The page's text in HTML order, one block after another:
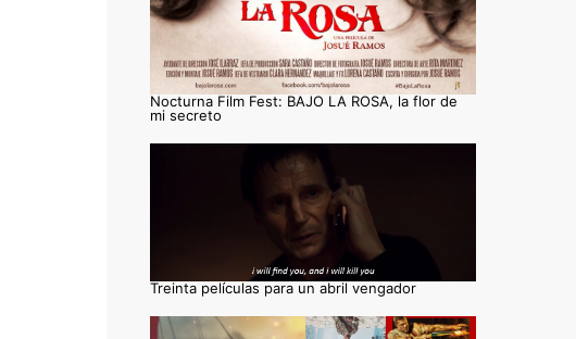
Nocturna Film Fest: BAJO LA ROSA, la flor de
mi secreto
Treinta películas para un abril vengador